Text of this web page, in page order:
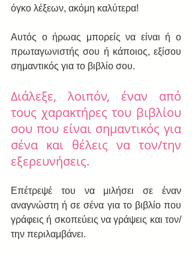
όγκο λέξεων, ακόμη καλύτερα!
Αυτός ο ήρωας μπορείς να είναι ή ο
πρωταγωνιστής σου ή κάποιος, εξίσου
σημαντικός για το βιβλίο σου.
Διάλεξε, λοιπόν, έναν από
τους χαρακτήρες του βιβλίου
σου που είναι σημαντικός για
σένα και θέλεις να τον/την
εξερευνήσεις.
Επέτρεψέ του να μιλήσει σε έναν
αναγνώστη ή σε σένα για το βιβλίο που
γράφεις ή σκοπεύεις να γράψεις και τον/
την περιλαμβάνει.